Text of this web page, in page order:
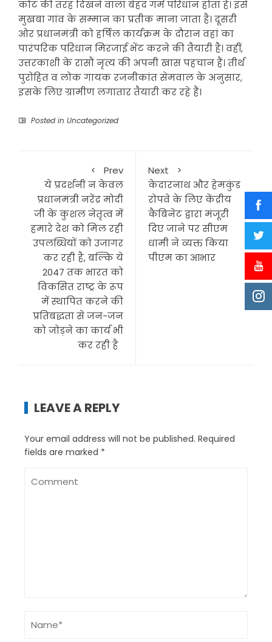
कोट की तरह दिखने वाला बेहद गर्म परिधान होता है। इसे
मुखबा गांव के सम्मान का प्रतीक माना जाता है। दूसरी
ओर प्रधानमंत्री को हर्षिल कार्यक्रम के दौरान वहां का
पारंपरिक परिधान मिरजाई भेंट करने की तैयारी है। वहीं,
उत्तरकाशी के रासौं नृत्य की अपनी खास पहचान हैं। तीर्थ
पुरोहित व लोक गायक रजनीकांत सेमवाल के अनुसार,
इसके लिए ग्रामीण लगातार तैयारी कर रहे हैं।
Posted in Uncategorized
Prev
ये प्रदर्शनी न केवल
प्रधानमंत्री नरेंद्र मोदी
जी के कुशल नेतृत्व में
हमारे देश को मिल रही
उपलब्धियों को उजागर
कर रही है, बल्कि ये
2047 तक भारत को
विकसित राष्ट्र के रूप
में स्थापित करने की
प्रतिबद्धता से जन-जन
को जोड़ने का कार्य भी
कर रही है
Next
केदारनाथ और हेमकुंड
रोपवे के लिए केंद्रीय
कैबिनेट द्वारा मंजूरी
दिए जाने पर सीएम
धामी ने व्यक्त किया
पीएम का आभार
LEAVE A REPLY
Your email address will not be published. Required
fields are marked *